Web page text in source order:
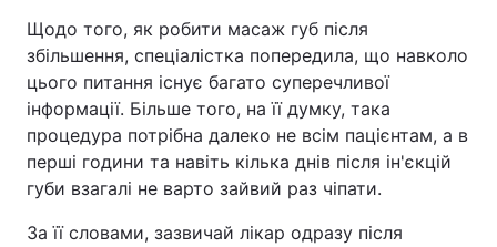
Щодо того, як робити масаж губ після
збільшення, спеціалістка попередила, що навколо
цього питання існує багато суперечливої
інформації. Більше того, на її думку, така
процедура потрібна далеко не всім пацієнтам, а в
перші години та навіть кілька днів після ін'єкцій
губи взагалі не варто зайвий раз чіпати.
За її словами, зазвичай лікар одразу після